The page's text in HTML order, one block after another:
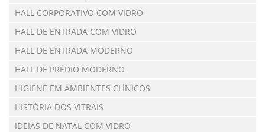
HALL CORPORATIVO COM VIDRO
HALL DE ENTRADA COM VIDRO
HALL DE ENTRADA MODERNO
HALL DE PRÉDIO MODERNO
HIGIENE EM AMBIENTES CLÍNICOS
HISTÓRIA DOS VITRAIS
IDEIAS DE NATAL COM VIDRO